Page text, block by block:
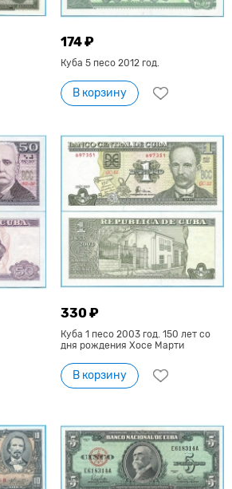
174 ₽
Куба 5 песо 2012 год.
В корзину
330 ₽
Куба 1 песо 2003 год. 150 лет со
дня рождения Хосе Марти
В корзину